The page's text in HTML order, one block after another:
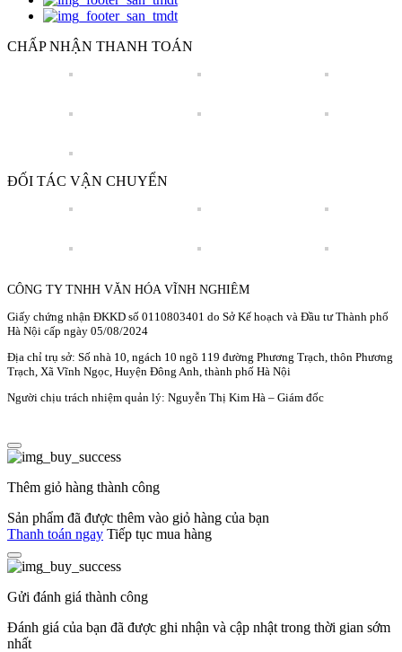
CHẤP NHẬN THANH TOÁN
ĐỐI TÁC VẬN CHUYỂN
CÔNG TY TNHH VĂN HÓA VĨNH NGHIÊM
Giấy chứng nhận ĐKKD số 0110803401 do Sở Kế hoạch và Đầu tư Thành phố
Hà Nội cấp ngày 05/08/2024
Địa chỉ trụ sở: Số nhà 10, ngách 10 ngõ 119 đường Phương Trạch, thôn Phương
Trạch, Xã Vĩnh Ngọc, Huyện Đông Anh, thành phố Hà Nội
Người chịu trách nhiệm quản lý: Nguyễn Thị Kim Hà – Giám đốc
Thêm giỏ hàng thành công
Sản phẩm đã được thêm vào giỏ hàng của bạn
Thanh toán ngay Tiếp tục mua hàng
Gửi đánh giá thành công
Đánh giá của bạn đã được ghi nhận và cập nhật trong thời gian sớm
nhất